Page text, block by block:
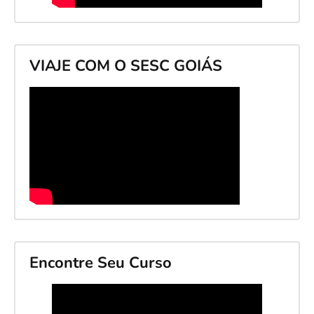
VIAJE COM O SESC GOIÁS
Encontre Seu Curso